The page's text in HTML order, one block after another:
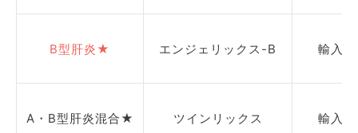
B型肝炎★ エンジェリックス-B 輸入
A・B型肝炎混合★ ツインリックス 輸入